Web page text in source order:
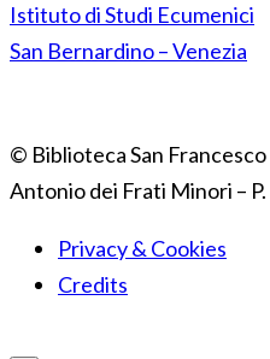
Istituto di Studi Ecumenici
San Bernardino – Venezia
© Biblioteca San Francesco
Antonio dei Frati Minori –
Privacy & Cookies
Credits